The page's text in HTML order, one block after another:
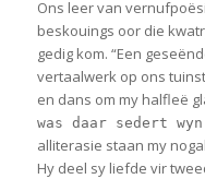
Ons leer van
beskouings oor die
gedig kom. “Een
vertaalwerk op ons
en dans om my halfleë
was daar sedert
alliterasie staan my
Hy deel sy liefde vir